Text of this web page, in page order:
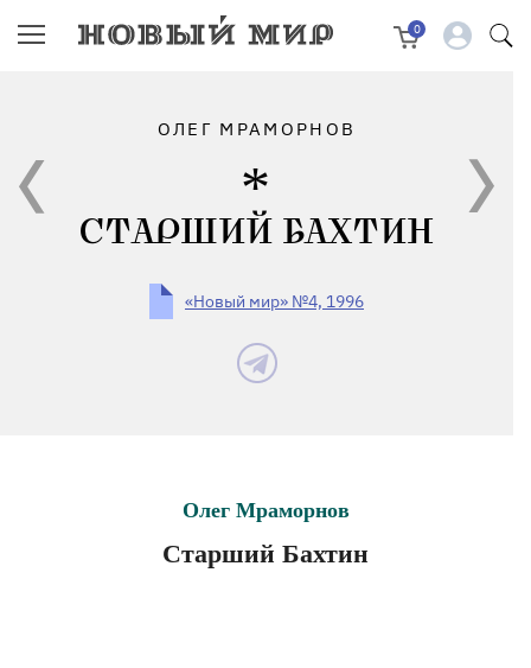
0
ОЛЕГ МРАМОРНОВ
СТАРШИЙ БАХТИН
«Новый мир» №4, 1996
Олег Мраморнов
Старший Бахтин